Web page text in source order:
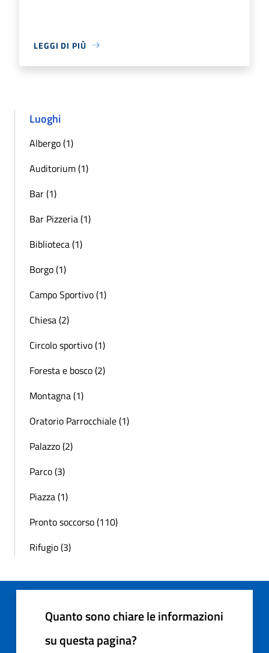
LEGGI DI PIÙ
Luoghi
Albergo (1)
Auditorium (1)
Bar (1)
Bar Pizzeria (1)
Biblioteca (1)
Borgo (1)
Campo Sportivo (1)
Chiesa (2)
Circolo sportivo (1)
Foresta e bosco (2)
Montagna (1)
Oratorio Parrocchiale (1)
Palazzo (2)
Parco (3)
Piazza (1)
Pronto soccorso (110)
Rifugio (3)
Quanto sono chiare le informazioni
su questa pagina?